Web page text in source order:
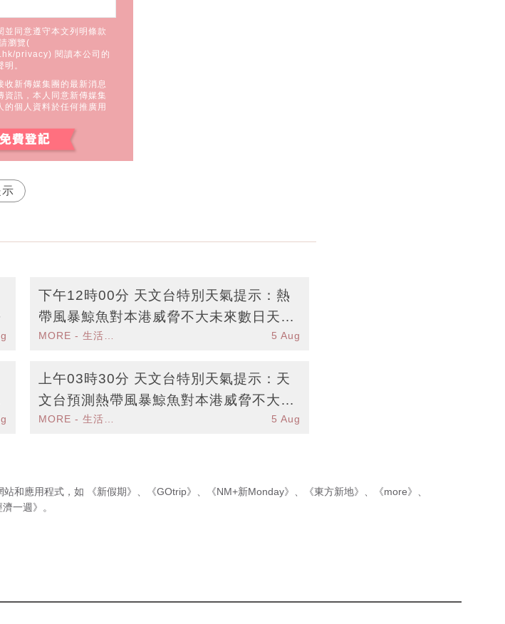
並同意遵守本文列明條款
瀏覽(
privacy) 閱讀本公司的
。
收新傳媒集團的最新消息
資訊，本人同意新傳媒集
的個人資料於任何推廣用
下午12時00分 天文台特別天氣提示：熱
帶風暴鯨魚對本港威脅不大未來數日天氣
酷熱
5 Aug
上午03時30分 天文台特別天氣提示：天
文台預測熱帶風暴鯨魚對本港威脅不大未
來天氣酷熱MORE - 生活品味 5 Aug
站和應用程式，如 《新假期》 、 《GOtrip》 、 《NM+新Monday》 、 《東方新地》 、 《more》 、
濟一週》 。